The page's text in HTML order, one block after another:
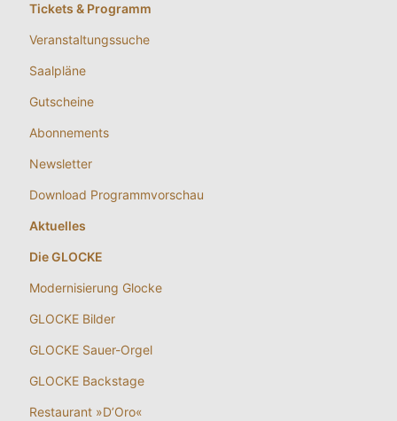
Tickets & Programm
Veranstaltungssuche
Saalpläne
Gutscheine
Abonnements
Newsletter
Download Programmvorschau
Aktuelles
Die GLOCKE
Modernisierung Glocke
GLOCKE Bilder
GLOCKE Sauer-Orgel
GLOCKE Backstage
Restaurant »D’Oro«